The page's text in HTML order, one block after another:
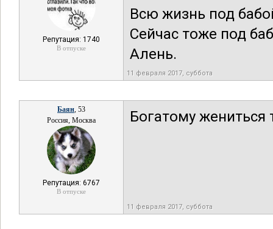
Репутация: 1740
В отпуске
Всю жизнь под
Сейчас тоже под
Алень.
11 февраля 2017, суббота
Баян, 53
Россия, Москва
Репутация: 6767
В отпуске
Богатому
11 февраля 2017, суббота